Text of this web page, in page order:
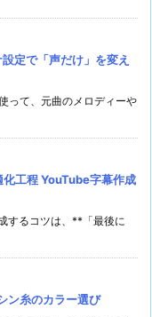
定で「声だけ」を変え
って、元曲のメロディーや
工程 YouTube字幕作成
するコツは、**「最後に
ン糸のカラー選び